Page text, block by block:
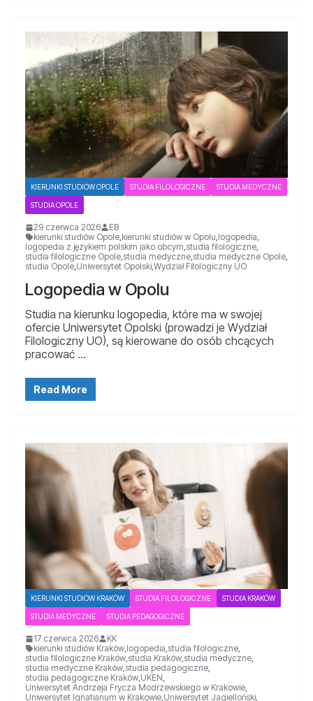
KIERUNKI STUDIÓW OPOLE STUDIA FILOLOGICZNE STUDIA MEDYCZNE
STUDIA OPOLE
29 czerwca 2026
EB
kierunki studiów Opole,kierunki studiów w Opolu,logopedia,
logopedia z językiem polskim jako obcym,studia filologiczne,
studia filologiczne Opole,studia medyczne,studia medyczne Opole,
studia Opole,Uniwersytet Opolski,Wydział Filologiczny UO
Logopedia w Opolu
Studia na kierunku logopedia, które ma w swojej
ofercie Uniwersytet Opolski (prowadzi je Wydział
Filologiczny UO), są kierowane do osób chcących
pracować …
Read More
KIERUNKI STUDIÓW KRAKÓW STUDIA FILOLOGICZNE STUDIA KRAKÓW
STUDIA MEDYCZNE STUDIA PEDAGOGICZNE
17 czerwca 2026
KK
kierunki studiów Kraków,logopedia,studia filologiczne,
studia filologiczne Kraków,studia Kraków,studia medyczne,
studia medyczne Kraków,studia pedagogiczne,
studia pedagogiczne Kraków,UKEN,
Uniwersytet Andrzeja Frycza Modrzewskiego w Krakowie,
Uniwersytet Ignatianum w Krakowie,Uniwersytet Jagielloński,